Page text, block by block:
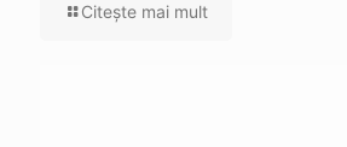
Citeşte mai mult